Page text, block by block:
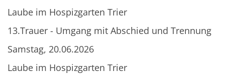
Laube im Hospizgarten Trier
13.Trauer - Umgang mit Abschied und Trennung
Samstag, 20.06.2026
Laube im Hospizgarten Trier